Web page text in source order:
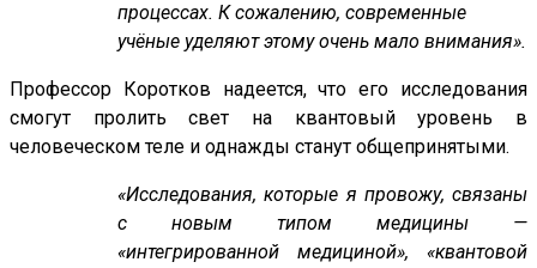
процессах. К сожалению, современные
учёные уделяют этому очень мало внимания».
Профессор Коротков надеется, что его исследования
смогут пролить свет на квантовый уровень в
человеческом теле и однажды станут общепринятыми.
«Исследования, которые я провожу, связаны
с новым типом медицины —
«интегрированной медициной», «квантовой